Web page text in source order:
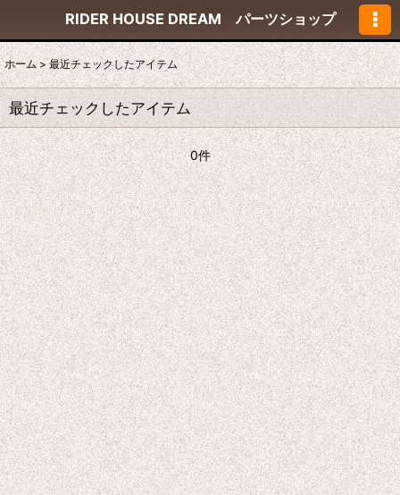
RIDER HOUSE DREAM パーツショップ
ホーム > 最近チェックしたアイテム
最近チェックしたアイテム
0件